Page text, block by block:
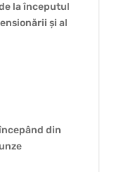
la începutul
și al
din